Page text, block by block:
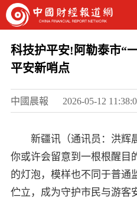
科技护平安!阿勒泰市“
平安新哨点
中國晨報 2026-05-12
新疆讯（通讯员：洪辉
你或许会留意到一根根醒目
的灯泡，模样也不同于普通
伫立，成为守护市民与游